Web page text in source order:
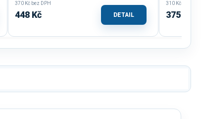
370 Kč bez DPH
448 Kč DETAIL
310 Kč bez
375 Kč